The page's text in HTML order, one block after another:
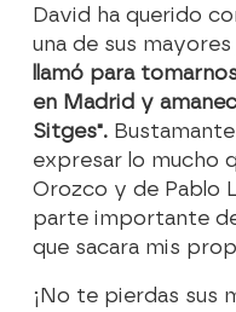
David ha querido
una de sus
llamó para
en Madrid y
Sitges".
expresar lo mucho
Orozco y de Pablo
parte importante
que sacara mis
¡No te pierdas sus